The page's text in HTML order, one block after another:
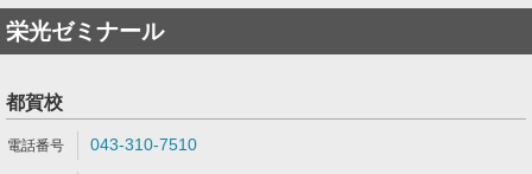
栄光ゼミナール
都賀校
043-310-7510